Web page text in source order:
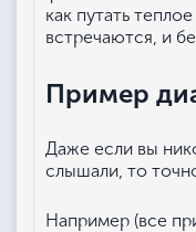
как путать
встречаются, и
Пример
Даже если вы
слышали, то
Например (все